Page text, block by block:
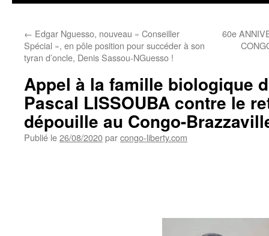
← Edgar Nguesso, nouveau « Conseiller
Spécial », en pôle position pour succéder à son
tyran d’oncle, Denis Sassou-NGuesso !
60e
Appel à la famille biologique
Pascal LISSOUBA contre le
dépouille au Congo-
Publié le26/08/2020parcongo-liberty.com